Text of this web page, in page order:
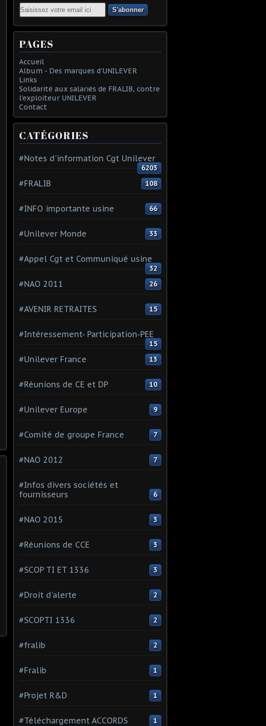
Email
PAGES
Accueil
Album - Des marques d'UNILEVER
Links
Solidarité aux salariés de FRALIB, contre
l'exploiteur UNILEVER
Contact
CATÉGORIES
#Notes d'information Cgt Unilever
6203
#FRALIB 108
#INFO importante usine 66
#Unilever Monde 33
#Appel Cgt et Communiqué usine
32
#NAO 2011 26
#AVENIR RETRAITES 15
#Intéressement- Participation-PEE
15
#Unilever France 13
#Réunions de CE et DP 10
#Unilever Europe 9
#Comité de groupe France 7
#NAO 2012 7
#Infos divers sociétés et
fournisseurs
6
#NAO 2015 3
#Réunions de CCE 3
#SCOP TI ET 1336 3
#Droit d'alerte 2
#SCOPTI 1336 2
#fralib 2
#Fralib 1
#Projet R&D 1
#Téléchargement ACCORDS 1